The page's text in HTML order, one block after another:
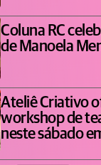
Coluna RC
de Manoela
Ateliê Criativo
workshop de
neste sábado